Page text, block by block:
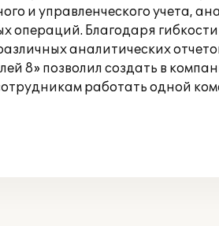
и управленческого учета,
операций. Благодаря
аналитических
8» позволил создать в
работать одной